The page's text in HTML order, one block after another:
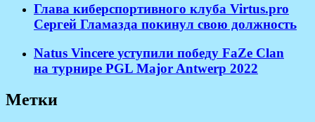
Глава киберспортивного клуба Virtus.pro
Сергей Гламазда покинул свою должность
Natus Vincere уступили победу FaZe Clan
на турнире PGL Major Antwerp 2022
Метки